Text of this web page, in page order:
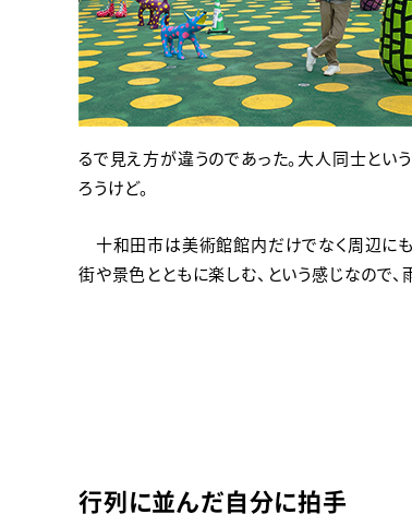
るで見え方が違うのであった。大人同士とい
ろうけど。
十和田市は美術館館内だけでなく周辺にも
街や景色とともに楽しむ、という感じなので
行列に並んだ自分に拍手